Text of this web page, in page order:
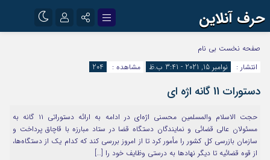
حرف آنلاین
اینستاگرام
آپارات
رمز عبور
مرا به خاطر بسپار
صفحه نخست بی نام
انتشار :
نوامبر 15, 2021 - 3:41 ب.ظ مشاهده : 204
دستورات 11 گانه اژه ای
حجت الاسلام والمسلمین محسنی اژه‌ای در ادامه به ارائه دستوراتی ۱۱ گانه به
مسئولان عالی قضائی و نمایندگان دستگاه قضا در ستاد مبارزه با قاچاق پرداخت و
سازمان بازرسی کل کشور را مأمور کرد تا از امروز بررسی کند که کدام یک از دستگاه‌ها،
از قوه قضائیه تا دیگر نهادها به درستی وظایف خود را […]